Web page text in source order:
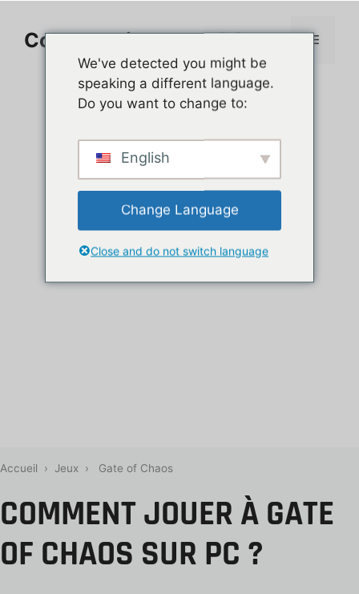
contenuComment jouer sur PC Menu
Accueil › Jeux › Gate of Chaos
COMMENT JOUER À GATE
OF CHAOS SUR PC ?
We've detected you might be
speaking a different language.
Do you want to change to:
English
Change Language
Close and do not switch language